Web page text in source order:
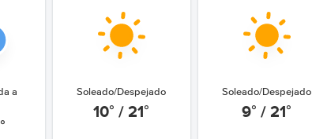
a
Soleado/Despejado
10° / 21°
Soleado/Despejado
9° / 21°